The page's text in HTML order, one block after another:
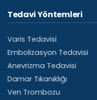
Tedavi Yöntemleri
Varis Tedavisi
Embolizasyon Tedavisi
Anevrizma Tedavisi
Damar Tıkanıklığı
Ven Trombozu